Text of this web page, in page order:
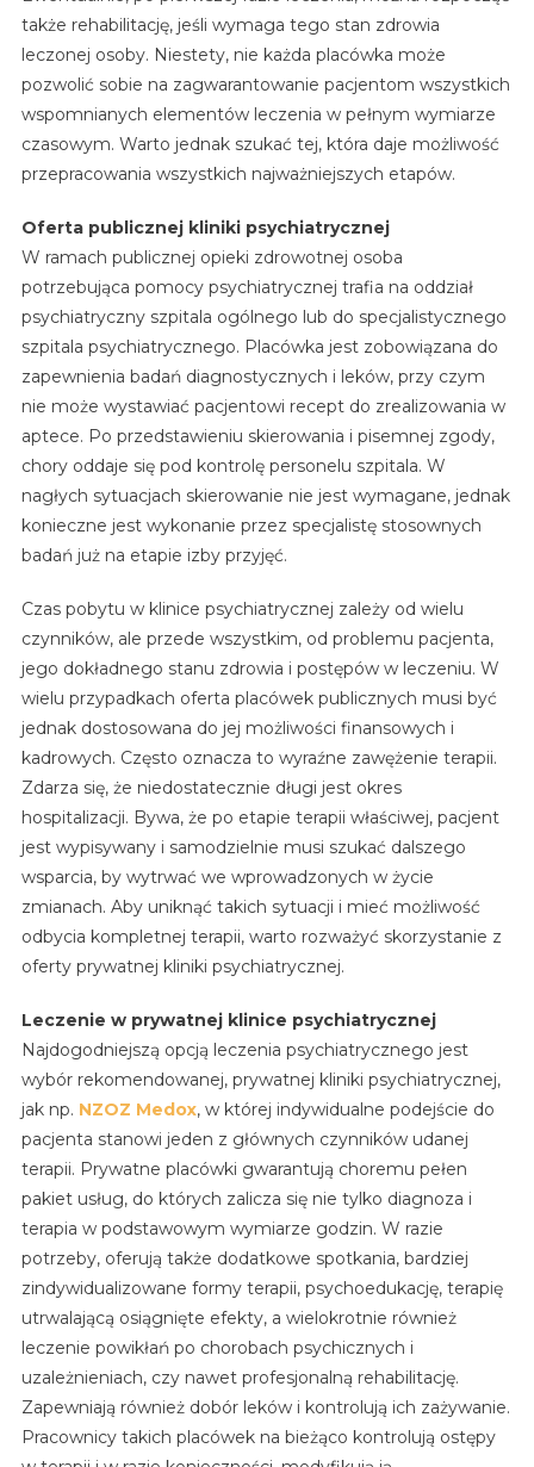
także rehabilitację, jeśli wymaga tego stan zdrowia
leczonej osoby. Niestety, nie każda placówka może
pozwolić sobie na zagwarantowanie pacjentom wszystkich
wspomnianych elementów leczenia w pełnym wymiarze
czasowym. Warto jednak szukać tej, która daje możliwość
przepracowania wszystkich najważniejszych etapów.
Oferta publicznej kliniki psychiatrycznej
W ramach publicznej opieki zdrowotnej osoba
potrzebująca pomocy psychiatrycznej trafia na oddział
psychiatryczny szpitala ogólnego lub do specjalistycznego
szpitala psychiatrycznego. Placówka jest zobowiązana do
zapewnienia badań diagnostycznych i leków, przy czym
nie może wystawiać pacjentowi recept do zrealizowania w
aptece. Po przedstawieniu skierowania i pisemnej zgody,
chory oddaje się pod kontrolę personelu szpitala. W
nagłych sytuacjach skierowanie nie jest wymagane, jednak
konieczne jest wykonanie przez specjalistę stosownych
badań już na etapie izby przyjęć.
Czas pobytu w klinice psychiatrycznej zależy od wielu
czynników, ale przede wszystkim, od problemu pacjenta,
jego dokładnego stanu zdrowia i postępów w leczeniu. W
wielu przypadkach oferta placówek publicznych musi być
jednak dostosowana do jej możliwości finansowych i
kadrowych. Często oznacza to wyraźne zawężenie terapii.
Zdarza się, że niedostatecznie długi jest okres
hospitalizacji. Bywa, że po etapie terapii właściwej, pacjent
jest wypisywany i samodzielnie musi szukać dalszego
wsparcia, by wytrwać we wprowadzonych w życie
zmianach. Aby uniknąć takich sytuacji i mieć możliwość
odbycia kompletnej terapii, warto rozważyć skorzystanie z
oferty prywatnej kliniki psychiatrycznej.
Leczenie w prywatnej klinice psychiatrycznej
Najdogodniejszą opcją leczenia psychiatrycznego jest
wybór rekomendowanej, prywatnej kliniki psychiatrycznej,
jak np. NZOZ Medox, w której indywidualne podejście do
pacjenta stanowi jeden z głównych czynników udanej
terapii. Prywatne placówki gwarantują choremu pełen
pakiet usług, do których zalicza się nie tylko diagnoza i
terapia w podstawowym wymiarze godzin. W razie
potrzeby, oferują także dodatkowe spotkania, bardziej
zindywidualizowane formy terapii, psychoedukację, terapię
utrwalającą osiągnięte efekty, a wielokrotnie również
leczenie powikłań po chorobach psychicznych i
uzależnieniach, czy nawet profesjonalną rehabilitację.
Zapewniają również dobór leków i kontrolują ich zażywanie.
Pracownicy takich placówek na bieżąco kontrolują ostępy